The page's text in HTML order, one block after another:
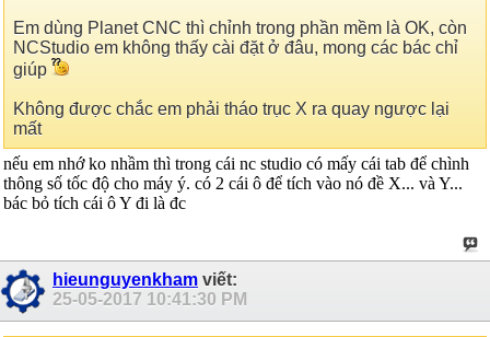
Em dùng Planet CNC thì chỉnh trong phần mềm là OK, còn
NCStudio em không thấy cài đặt ở đâu, mong các bác chỉ
giúp
Không được chắc em phải tháo trục X ra quay ngược lại
mất
nếu em nhớ ko nhầm thì trong cái nc studio có mấy cái tab để chình
thông số tốc độ cho máy ý. có 2 cái ô để tích vào nó đề X... và Y...
bác bỏ tích cái ô Y đi là đc
hieunguyenkham viết:
25-05-2017 10:41:30 PM